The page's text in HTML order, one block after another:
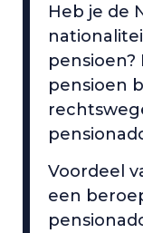
Heb je de
pensioen?
pensioen
Voordeel
een